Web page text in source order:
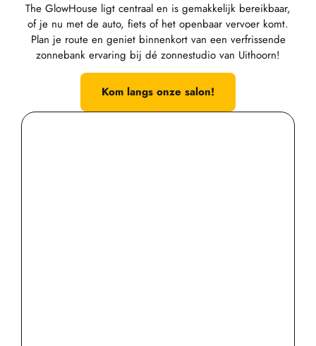
The GlowHouse ligt centraal en is gemakkelijk bereikbaar,
of je nu met de auto, fiets of het openbaar vervoer komt.
Plan je route en geniet binnenkort van een verfrissende
zonnebank ervaring bij dé zonnestudio van Uithoorn!
Kom langs onze salon!